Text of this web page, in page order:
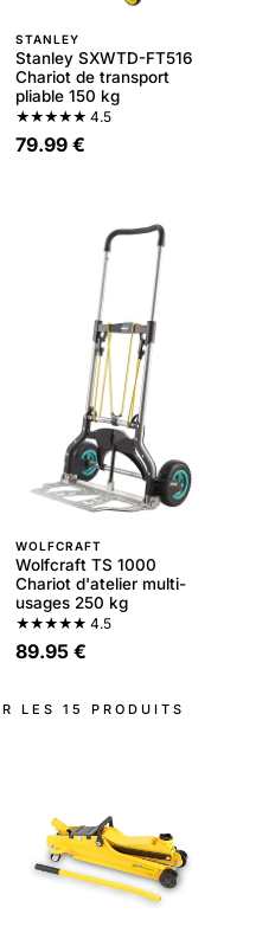
STANLEY
Stanley SXWTD-FT516
Chariot de transport
pliable 150 kg
★★★★★ 4.5
79.99 €
WOLFCRAFT
Wolfcraft TS 1000
Chariot d'atelier multi-
usages 250 kg
★★★★★ 4.5
89.95 €
LES 15 PRODUITS